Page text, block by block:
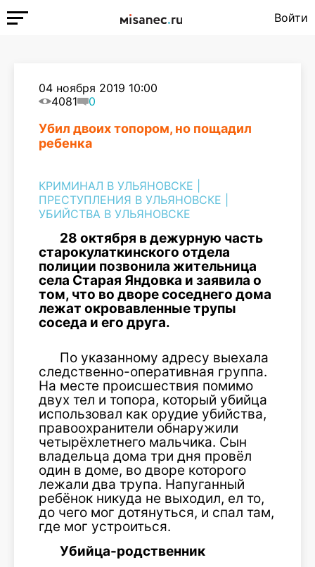
Войти
04 ноября 2019 10:00
4081
0
Убил двоих топором, но пощадил
ребенка
КРИМИНАЛ В УЛЬЯНОВСКЕ
ПРЕСТУПЛЕНИЯ В УЛЬЯНОВСКЕ
УБИЙСТВА В УЛЬЯНОВСКЕ
28 октября в дежурную часть
старокулаткинского отдела
полиции позвонила жительница
села Старая Яндовка и заявила о
том, что во дворе соседнего дома
лежат окровавленные трупы
соседа и его друга.
По указанному адресу выехала
следственно-оперативная группа.
На месте происшествия помимо
двух тел и топора, который убийца
использовал как орудие убийства,
правоохранители обнаружили
четырёхлетнего мальчика. Сын
владельца дома три дня провёл
один в доме, во дворе которого
лежали два трупа. Напуганный
ребёнок никуда не выходил, ел то,
до чего мог дотянуться, и спал там,
где мог устроиться.
Убийца-родственник